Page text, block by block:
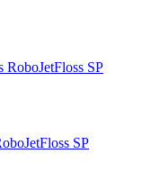
SP